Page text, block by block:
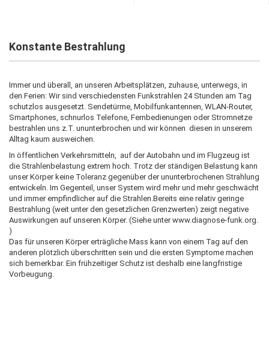
Konstante Bestrahlung
Immer und überall, an unseren Arbeitsplätzen, zuhause, unterwegs, in
den Ferien: Wir sind verschiedensten Funkstrahlen 24 Stunden am Tag
schutzlos ausgesetzt. Sendetürme, Mobilfunkantennen, WLAN-Router,
Smartphones, schnurlos Telefone, Fernbedienungen oder Stromnetze
bestrahlen uns z.T. ununterbrochen und wir können diesen in unserem
Alltag kaum ausweichen.
In öffentlichen Verkehrsmitteln, auf der Autobahn und im Flugzeug ist
die Strahlenbelastung extrem hoch. Trotz der ständigen Belastung kann
unser Körper keine Toleranz gegenüber der ununterbrochenen Strahlung
entwickeln. Im Gegenteil, unser System wird mehr und mehr geschwächt
und immer empfindlicher auf die Strahlen.Bereits eine relativ geringe
Bestrahlung (weit unter den gesetzlichen Grenzwerten) zeigt negative
Auswirkungen auf unseren Körper. (Siehe unter www.diagnose-funk.org.
)
Das für unseren Körper erträgliche Mass kann von einem Tag auf den
anderen plötzlich überschritten sein und die ersten Symptome machen
sich bemerkbar. Ein frühzeitiger Schutz ist deshalb eine langfristige
Vorbeugung.